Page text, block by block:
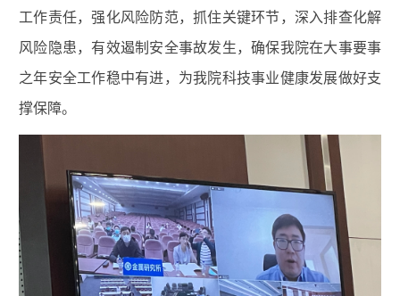
工作责任，强化风险防范，抓住关键环节，深入排查化解
风险隐患，有效遏制安全事故发生，确保我院在大事要事
之年安全工作稳中有进，为我院科技事业健康发展做好支
撑保障。